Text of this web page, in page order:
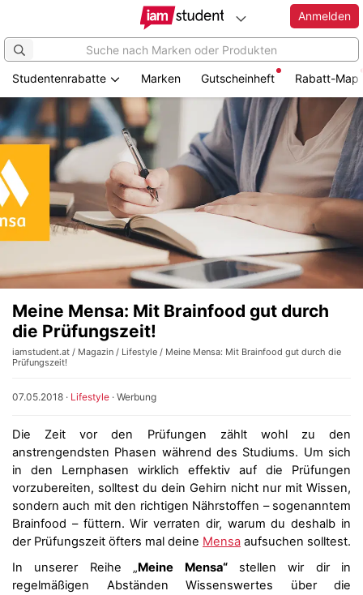
Anmelden
Studentenrabatte Marken Gutscheinheft Rabatt-Map
Meine Mensa: Mit Brainfood gut durch
die Prüfungszeit!
iamstudent.at / Magazin / Lifestyle / Meine Mensa: Mit Brainfood gut durch die
Prüfungszeit!
07.05.2018 · Lifestyle · Werbung
Die Zeit vor den Prüfungen zählt wohl zu den
anstrengendsten Phasen während des Studiums. Um sich
in den Lernphasen wirklich effektiv auf die Prüfungen
vorzubereiten, solltest du dein Gehirn nicht nur mit Wissen,
sondern auch mit den richtigen Nährstoffen – sogenanntem
Brainfood – füttern. Wir verraten dir, warum du deshalb in
der Prüfungszeit öfters mal deine Mensa aufsuchen solltest.
In unserer Reihe „Meine Mensa“stellen wir dir in
regelmäßigen Abständen Wissenswertes über die